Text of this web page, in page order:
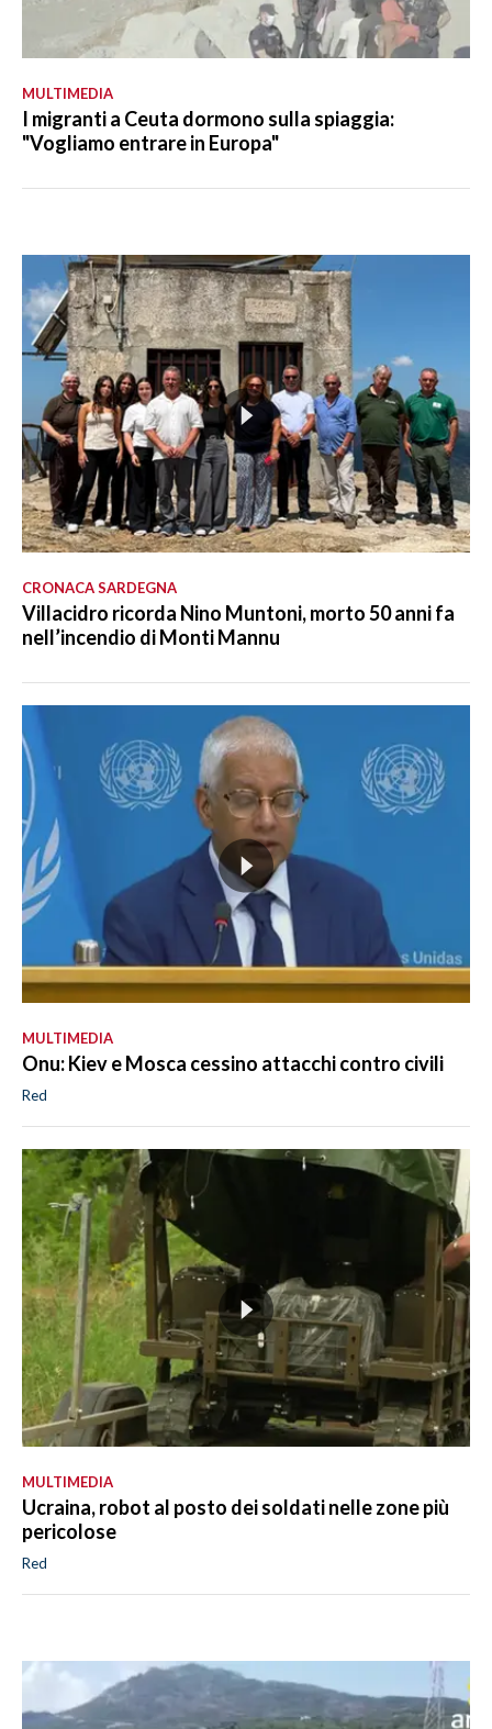
MULTIMEDIA
I migranti a Ceuta dormono sulla spiaggia:
"Vogliamo entrare in Europa"
CRONACA SARDEGNA
Villacidro ricorda Nino Muntoni, morto 50 anni fa
nell’incendio di Monti Mannu
MULTIMEDIA
Onu: Kiev e Mosca cessino attacchi contro civili
Red
MULTIMEDIA
Ucraina, robot al posto dei soldati nelle zone più
pericolose
Red